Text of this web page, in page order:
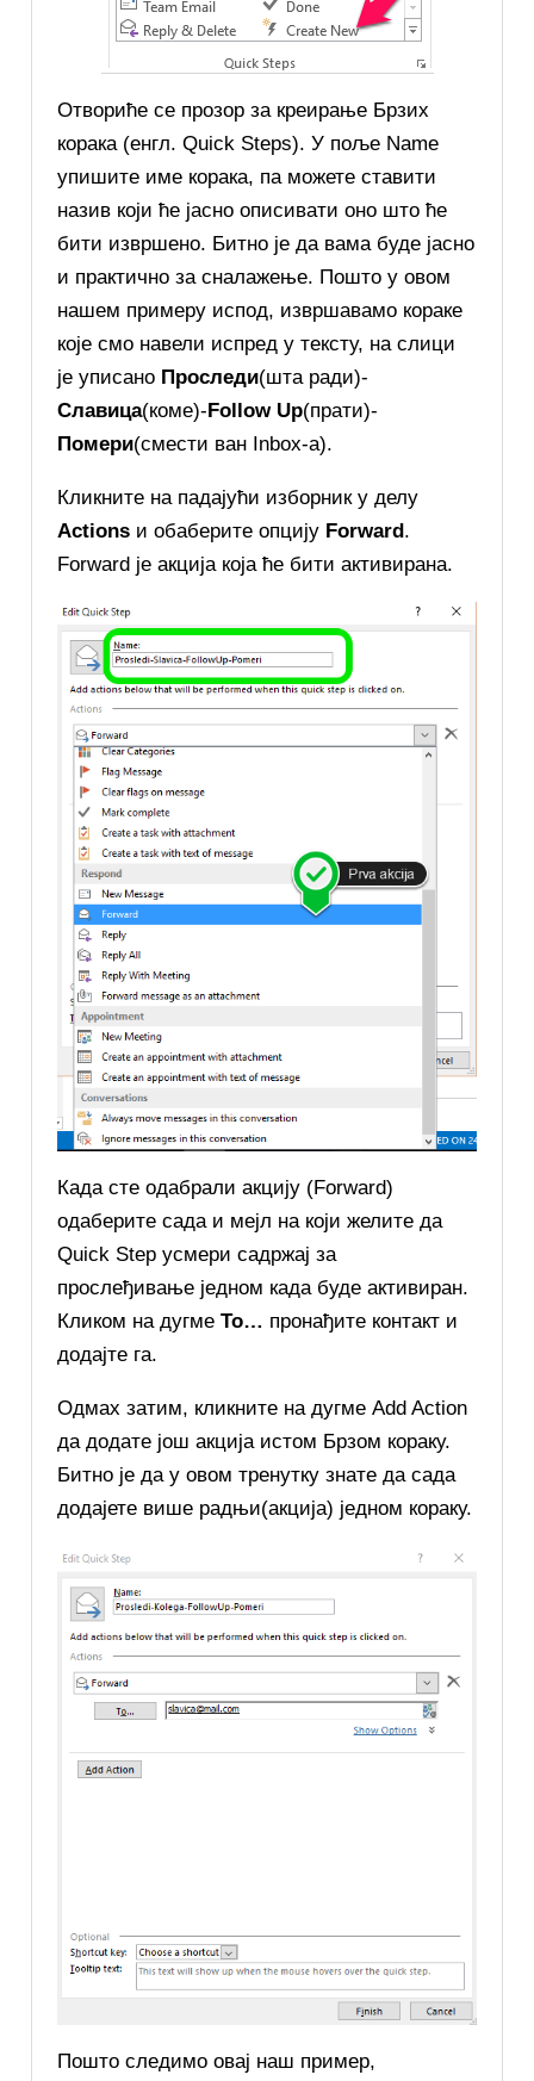
Отвориће се прозор за креирање Брзих
корака (енгл. Quick Steps). У поље Name
упишите име корака, па можете ставити
назив који ће јасно описивати оно што ће
бити извршено. Битно је да вама буде јасно
и практично за сналажење. Пошто у овом
нашем примеру испод, извршавамо кораке
које смо навели испред у тексту, на слици
је уписано Проследи(шта ради)-
Славица(коме)-Follow Up(прати)-
Помери(смести ван Inbox-a).
Кликните на падајући изборник у делу
Actions и обаберите опцију Forward.
Forward је акција која ће бити активирана.
Када сте одабрали акцију (Forward)
одаберите сада и мејл на који желите да
Quick Step усмери садржај за
прослеђивање једном када буде активиран.
Кликом на дугмеTo… пронађите контакт и
додајте га.
Одмах затим, кликните на дугме Add Action
да додате још акција истом Брзом кораку.
Битно је да у овом тренутку знате да сада
додајете више радњи(акција) једном кораку.
Пошто следимо овај наш пример,